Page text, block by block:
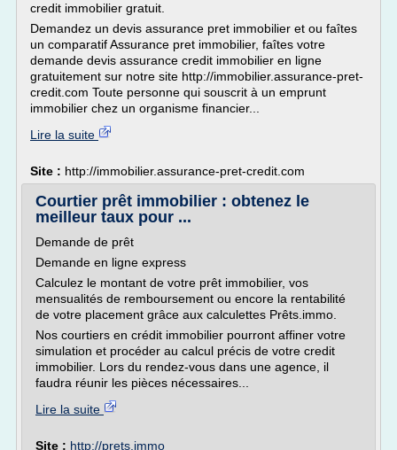
credit immobilier gratuit.
Demandez un devis assurance pret immobilier et ou faîtes
un comparatif Assurance pret immobilier, faîtes votre
demande devis assurance credit immobilier en ligne
gratuitement sur notre site http://immobilier.assurance-pret-
credit.com Toute personne qui souscrit à un emprunt
immobilier chez un organisme financier...
Lire la suite
Site : http://immobilier.assurance-pret-credit.com
Courtier prêt immobilier : obtenez le
meilleur taux pour ...
Demande de prêt
Demande en ligne express
Calculez le montant de votre prêt immobilier, vos
mensualités de remboursement ou encore la rentabilité
de votre placement grâce aux calculettes Prêts.immo.
Nos courtiers en crédit immobilier pourront affiner votre
simulation et procéder au calcul précis de votre credit
immobilier. Lors du rendez-vous dans une agence, il
faudra réunir les pièces nécessaires...
Lire la suite
Site : http://prets.immo